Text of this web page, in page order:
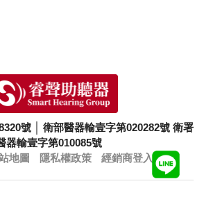
號 衛部醫器輸壹字第020282號 衛署
器輸壹字第010085號
地圖 隱私權政策 經銷商登入